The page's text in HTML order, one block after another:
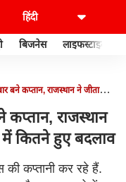
बिजनेस लाइफस्टाइल
बने कप्तान, राजस्थान ने जीता
कप्तान, राजस्थान
कितने हुए बदलाव
कप्तानी कर रहे हैं.